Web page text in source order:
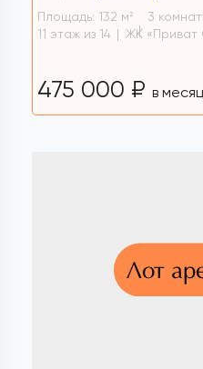
Площадь: 132 м 2 3
11 этаж из 14
ЖК «Приват
475 000 ₽ в месяц
Лот